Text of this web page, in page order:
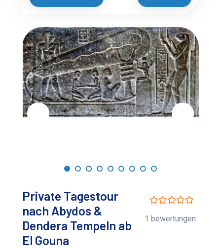
Private Tagestour
nach Abydos &
Dendera Tempeln ab
El Gouna
1 bewertungen